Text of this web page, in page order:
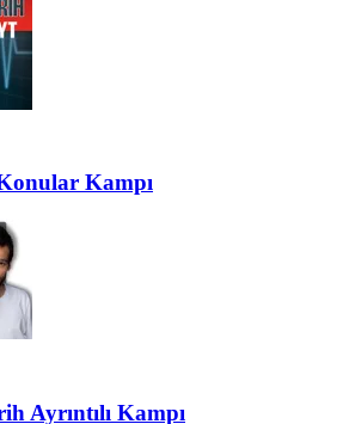
Kampı
Ayrıntılı Kampı